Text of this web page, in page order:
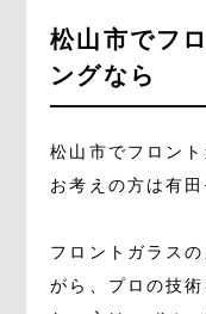
松山市でフ
ングなら
松山市でフロン
お考えの方は有
フロントガラス
がら、プロの技